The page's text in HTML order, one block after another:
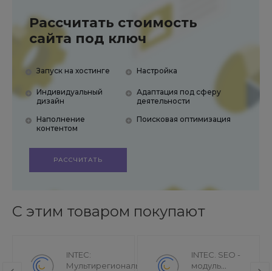
Рассчитать стоимость
сайта под ключ
Запуск на хостинге
Индивидуальный
дизайн
Наполнение
контентом
Настройка
Адаптация под сферу
деятельности
Поисковая оптимизация
РАССЧИТАТЬ
С этим товаром покупают
INTEC:
Мультирегиональность
INTEC. SEO -
модуль